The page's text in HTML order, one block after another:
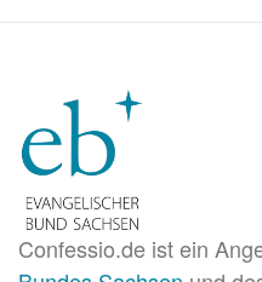
Confessio.de ist ein